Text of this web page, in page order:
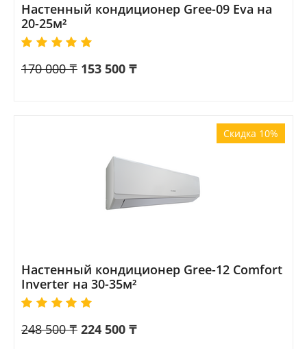
Настенный кондиционер Gree-09 Eva на
20-25м²
170 000 ₸ 153 500 ₸
Скидка 10%
Настенный кондиционер Gree-12 Comfort
Inverter на 30-35м²
248 500 ₸ 224 500 ₸